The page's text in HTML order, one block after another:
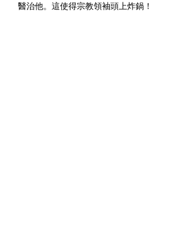
醫治他。這使得宗教領袖頭上炸鍋！